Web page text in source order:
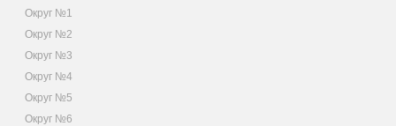
Округ №1
Округ №2
Округ №3
Округ №4
Округ №5
Округ №6